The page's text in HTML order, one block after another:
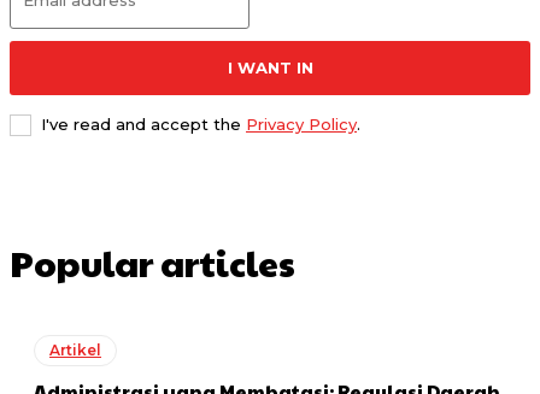
I WANT IN
I've read and accept the Privacy Policy.
Popular articles
Artikel